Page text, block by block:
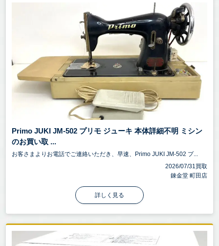
Primo JUKI JM-502 プリモ ジューキ 本体詳細不明 ミシン
のお買い取 ...
お客さまよりお電話でご連絡いただき、早速、Primo JUKI JM-502 プ...
2026/07/31買取
錬金堂 町田店
詳しく見る